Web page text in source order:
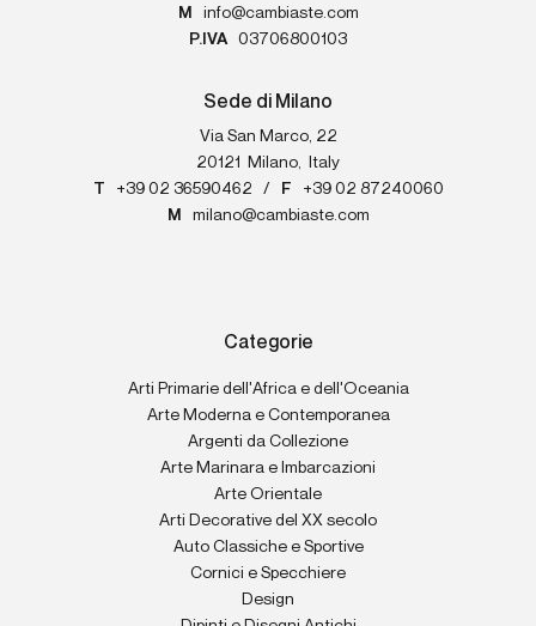
M
info@cambiaste.com
P.IVA
03706800103
Sede di Milano
Via San Marco, 22
20121
Milano
Italy
T
+39 02 36590462 / F
+39 02 87240060
M
milano@cambiaste.com
Categorie
Arti Primarie dell'Africa e dell'Oceania
Arte Moderna e Contemporanea
Argenti da Collezione
Arte Marinara e Imbarcazioni
Arte Orientale
Arti Decorative del XX secolo
Auto Classiche e Sportive
Cornici e Specchiere
Design